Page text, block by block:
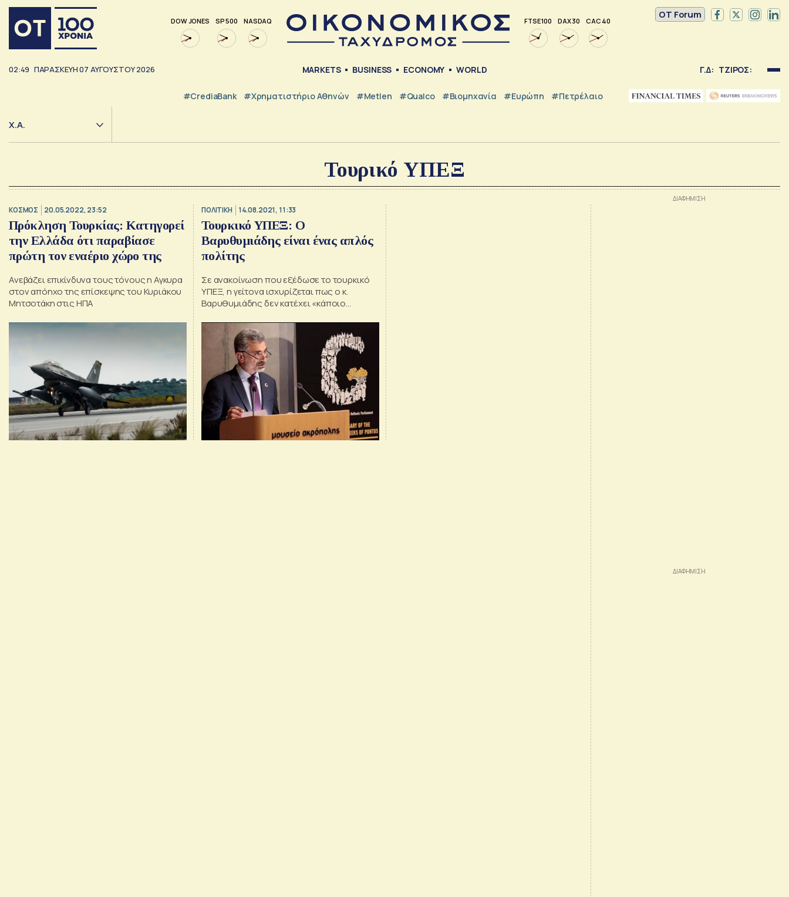
DOW JONES SP 500 NASDAQ FTSE 100 DAX 30 CAC 40
OT Forum
02:49 ΠΑΡΑΣΚΕΥΗ07 ΑΥΓΟΥΣΤΟΥ2026 MARKETS BUSINESS ECONOMY WORLD Γ.Δ: ΤΖΙΡΟΣ:
#CrediaBank #Χρηματιστήριο Αθηνών #metlen #Qualco #Βιομηχανία #Ευρώπη #Πετρέλαιο
Χ.Α.
Τουρικό ΥΠΕΞ
ΚΟΣΜΟΣ 20.05.2022, 23:52
Πρόκληση Τουρκίας: Κατηγορεί
την Ελλάδα ότι παραβίασε
πρώτη τον εναέριο χώρο της
Ανεβάζει επικίνδυνα τους τόνους η Αγκυρα
στον απόηχο της επίσκεψης του Κυριάκου
Μητσοτάκη στις ΗΠΑ
ΠΟΛΙΤΙΚΗ 14.08.2021, 11:33
Τουρκικό ΥΠΕΞ: Ο
Βαρυθυμιάδης είναι ένας απλός
πολίτης
Σε ανακοίνωση που εξέδωσε το τουρκικό
ΥΠΕΞ, η γείτονα ισχυρίζεται πως ο κ.
Βαρυθυμιάδης δεν κατέχει «κάποιο
απαραίτητες προϋποθέσεις εισόδου στη
χώρα»